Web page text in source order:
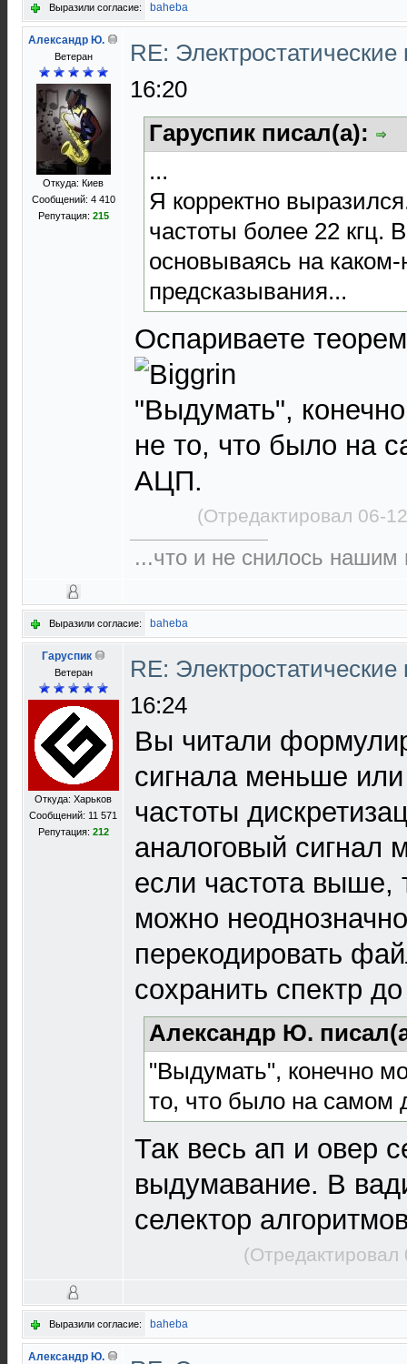
Выразили согласие: baheba
Александр Ю.
Ветеран
Откуда: Киев
Сообщений: 4 410
Репутация: 215
RE:
16:20
Гаруспик писал(а):
...
Я корректно
частоты более 22 кгц.
основываясь на
предсказывания...
Оспариваете
"Выдумать",
не то, что было на
АЦП.
(Отредактировал 06-
...что и не снилось
Выразили согласие: baheba
Гаруспик
Ветеран
Откуда: Харьков
Сообщений: 11 571
Репутация: 212
RE:
16:24
Вы читали
сигнала меньше
частоты
аналоговый сигнал
если частота выше,
можно
перекодировать
сохранить спектр
Александр Ю.
"Выдумать", конечно
то, что было на самом
Так весь ап и овер
выдумавание. В
селектор
Выразили согласие: baheba
Александр Ю.